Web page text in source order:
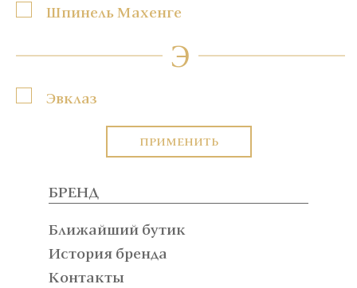
Шпинель Махенге
Э
Эвклаз
ПРИМЕНИТЬ
БРЕНД
Ближайший бутик
История бренда
Контакты